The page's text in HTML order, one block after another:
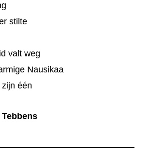
stilte
valt weg
Nausikaa
één